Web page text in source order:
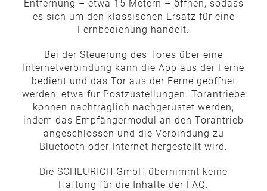
Entfernung – etwa 15 Metern – öffnen, sodass
es sich um den klassischen Ersatz für eine
Fernbedienung handelt.
Bei der Steuerung des Tores über eine
Internetverbindung kann die App aus der Ferne
bedient und das Tor aus der Ferne geöffnet
werden, etwa für Postzustellungen. Torantriebe
können nachträglich nachgerüstet werden,
indem das Empfängermodul an den Torantrieb
angeschlossen und die Verbindung zu
Bluetooth oder Internet hergestellt wird.
Die SCHEURICH GmbH übernimmt keine
Haftung für die Inhalte der FAQ.